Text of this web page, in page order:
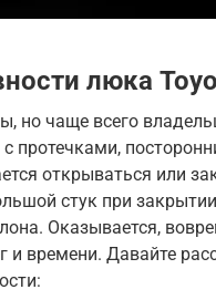
люка
но чаще всего
протечками,
открываться или
стук при
Оказывается,
и времени. Давайте